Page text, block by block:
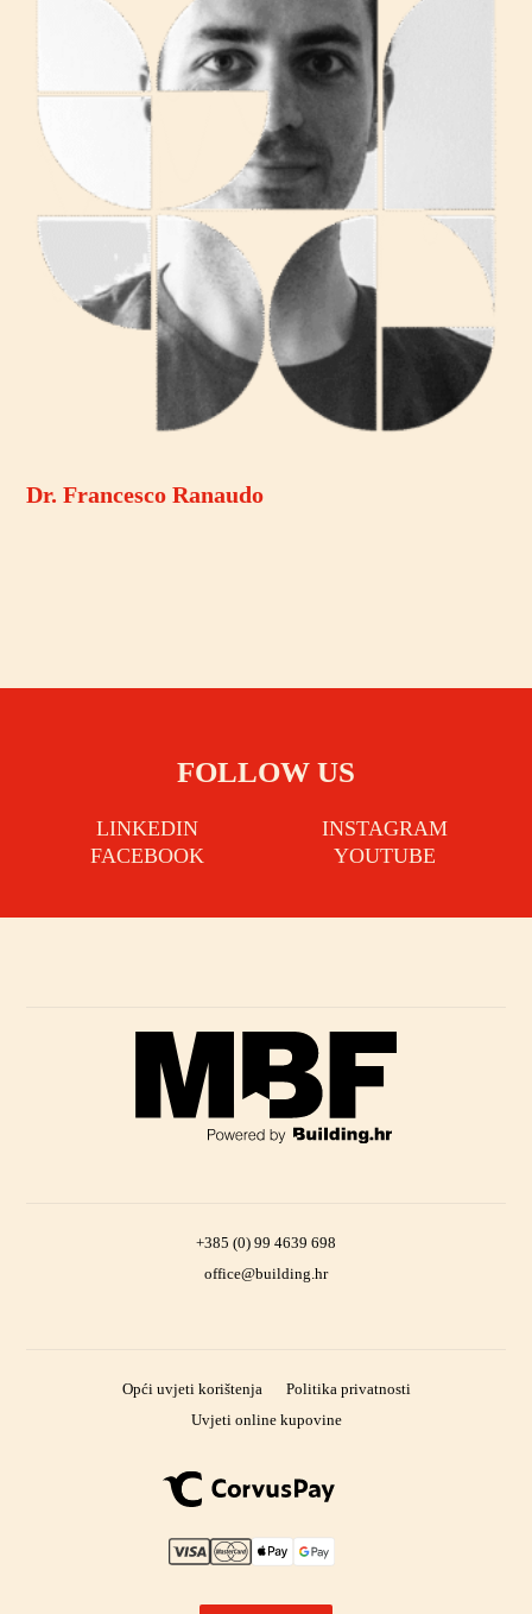
Dr. Francesco Ranaudo
FOLLOW US
LINKEDIN
INSTAGRAM
FACEBOOK
YOUTUBE
+385 (0) 99 4639 698
office@building.hr
Opći uvjeti korištenja
Politika privatnosti
Uvjeti online kupovine